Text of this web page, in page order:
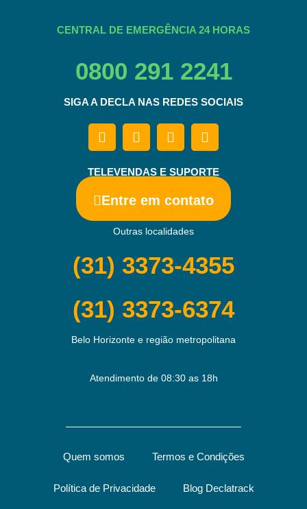
CENTRAL DE EMERGÊNCIA 24 HORAS
0800 291 2241
SIGA A DECLA NAS REDES SOCIAIS
TELEVENDAS E SUPORTE
Entre em contato
Outras localidades
(31) 3373-4355
(31) 3373-6374
Belo Horizonte e região metropolitana
Atendimento de 08:30 as 18h
Quem somos Termos e Condições
Política de Privacidade Blog Declatrack